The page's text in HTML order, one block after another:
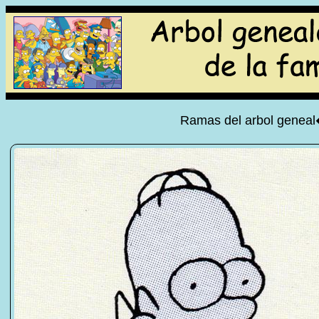
Ramas del arbol